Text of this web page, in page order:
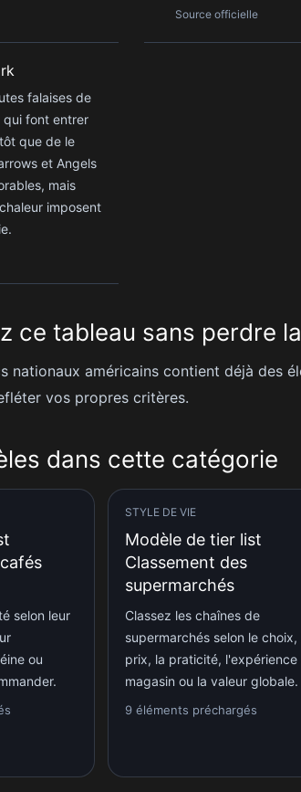
Source officielle
falaises de
qui font entrer
que de le
et Angels
mais
imposent
ce tableau sans perdre
nationaux américains contient déjà des
vos propres critères.
dans cette catégorie
selon leur
ou
STYLE DE VIE
Modèle de tier list
Classement des
supermarchés
Classez les chaînes de
supermarchés selon le choix,
prix, la praticité, l'expérience
magasin ou la valeur globale.
9 éléments préchargés